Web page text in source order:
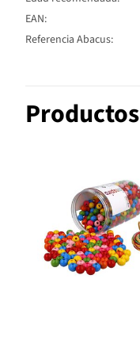
EAN:
Referencia Abacus: